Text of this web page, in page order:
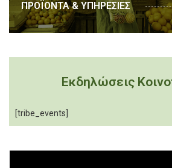
ΠΡΟΪΟΝΤΑ & ΥΠΗΡΕΣΙΕΣ
Εκδηλώσεις
[tribe_events]